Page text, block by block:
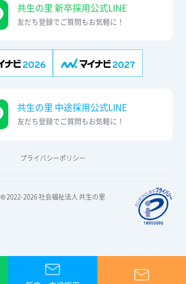
共生の里 新卒採用公式LINE
友だち登録でご質問もお気軽に！
共生の里 中途採用公式LINE
友だち登録でご質問もお気軽に！
プライバシーポリシー
© 2022-2026 社会福祉法人 共生の里